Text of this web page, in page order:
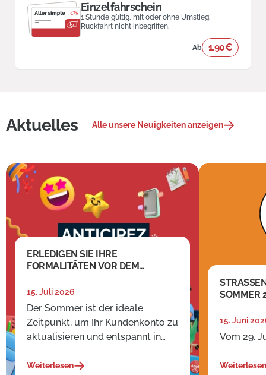
Einzelfahrschein
1 Stunde gültig, mit oder ohne Umstieg.
Rückfahrt nicht inbegriffen.
Ab 1.90€
Aktuelles Alle unsere Neuigkeiten anzeigen
ERLEDIGEN SIE IHRE
FORMALITÄTEN VOR DEM
15. Juli 2026
Der Sommer ist der ideale
Zeitpunkt, um Ihr Kundenkonto zu
aktualisieren und entspannt in
Weiterlesen
SOMMER
15. Juni
Vom 29.
Weiterlesen